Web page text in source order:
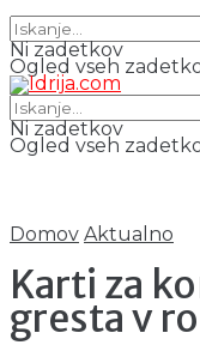
Ni zadetkov
Ogled vseh
Ni zadetkov
Ogled vseh
Domov Aktualno
Karti za
gresta v